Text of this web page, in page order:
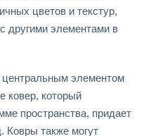
цветов и текстур,
другими элементами в
центральным элементом
ковер, который
пространства, придает
Ковры также могут